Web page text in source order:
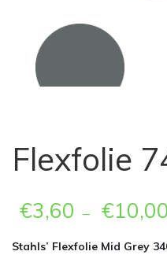
Flexfolie
€3,60 – €10,00
Stahls’ Flexfolie Mid Grey